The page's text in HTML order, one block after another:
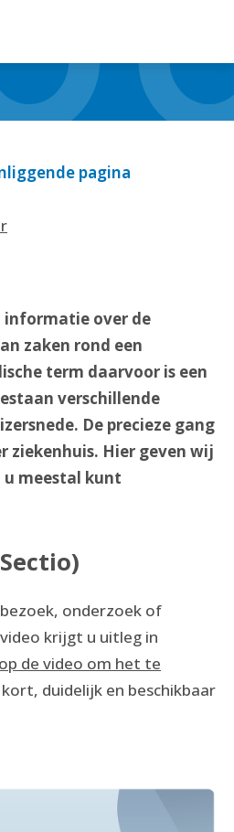
pagina
informatie over de
zaken rond een
term daarvoor is een
verschillende
De precieze gang
ziekenhuis. Hier geven wij
meestal kunt
onderzoek of
krijgt u uitleg in
de video om het te
duidelijk en beschikbaar